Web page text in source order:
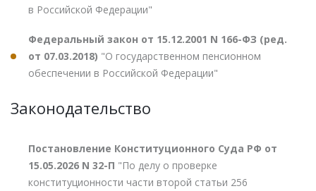
в Российской Федерации"
Федеральный закон от 15.12.2001 N 166-ФЗ (ред.
от 07.03.2018) "О государственном пенсионном
обеспечении в Российской Федерации"
Законодательство
Постановление Конституционного Суда РФ от
15.05.2026 N 32-П "По делу о проверке
конституционности части второй статьи 256